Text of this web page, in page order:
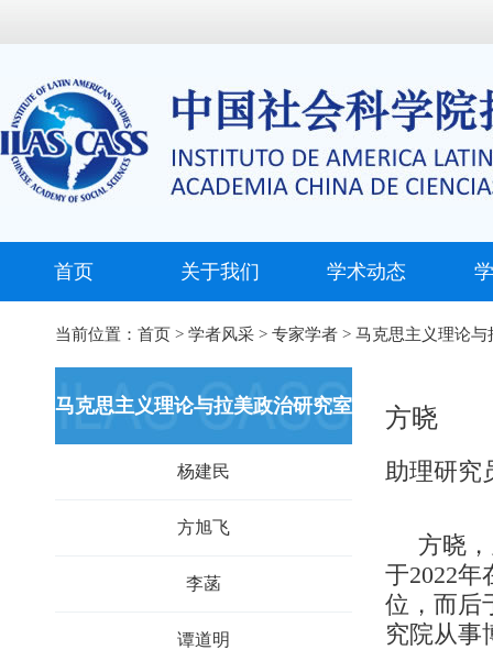
首页 关于我们 学术动态
当前位置： 首页 > 学者风采 > 专家学者 > 马克思主义理论与
马克思主义理论与拉美政治研究室
杨建民
方旭飞
李菡
谭道明
方晓
助理研究
方晓
于2022
位，而后
究院从事